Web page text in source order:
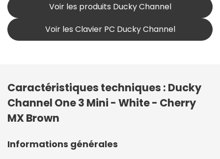
Voir les produits Ducky Channel
Voir les Clavier PC Ducky Channel
Caractéristiques techniques : Ducky
Channel One 3 Mini - White - Cherry
MX Brown
Informations générales